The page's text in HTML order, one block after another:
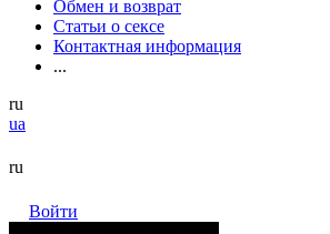
Обмен и возврат
Статьи о сексе
Контактная информация
...
ru
ua
ru
Войти